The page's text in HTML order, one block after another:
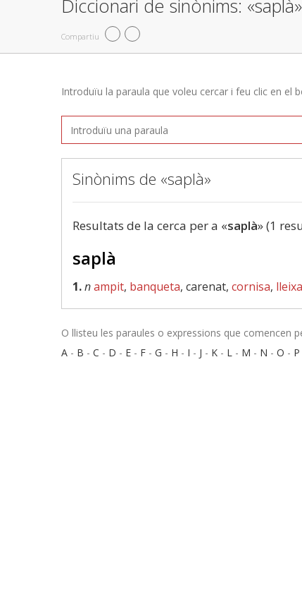
Diccionari de sinònims: «saplà»
Compartiu
Introduïu la paraula que voleu cercar i feu clic en el
Sinònims de «saplà»
Resultats de la cerca per a «saplà» (1
saplà
1.nampit, banqueta, carenat, cornisa, lleixa
O llisteu les paraules o expressions que comencen
A - B - C - D - E - F - G - H - I - J - K - L - M - N - O - P